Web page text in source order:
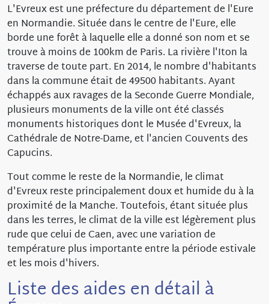
L'Evreux est une préfecture du département de l'Eure
en Normandie. Située dans le centre de l'Eure, elle
borde une forêt à laquelle elle a donné son nom et se
trouve à moins de 100km de Paris. La rivière l'Iton la
traverse de toute part. En 2014, le nombre d'habitants
dans la commune était de 49500 habitants. Ayant
échappés aux ravages de la Seconde Guerre Mondiale,
plusieurs monuments de la ville ont été classés
monuments historiques dont le Musée d'Evreux, la
Cathédrale de Notre-Dame, et l'ancien Couvents des
Capucins.
Tout comme le reste de la Normandie, le climat
d'Evreux reste principalement doux et humide du à la
proximité de la Manche. Toutefois, étant située plus
dans les terres, le climat de la ville est légèrement plus
rude que celui de Caen, avec une variation de
température plus importante entre la période estivale
et les mois d'hivers.
Liste des aides en détail à